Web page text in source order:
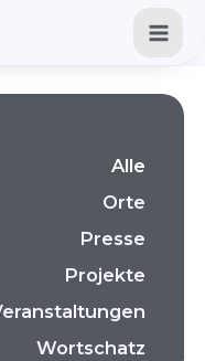
Alle
Orte
Presse
Projekte
Wortschatz